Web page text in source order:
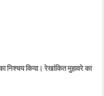
किया। रेखांकित मुहावरे का